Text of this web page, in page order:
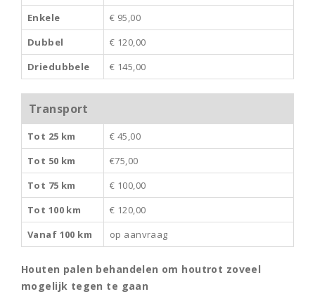
Enkele
€ 95,00
Dubbel
€ 120,00
Driedubbele
€ 145,00
Transport
Tot 25 km
€ 45,00
Tot 50 km
€75,00
Tot 75 km
€ 100,00
Tot 100 km
€ 120,00
Vanaf 100 km
op aanvraag
Houten palen behandelen om houtrot zoveel
mogelijk tegen te gaan